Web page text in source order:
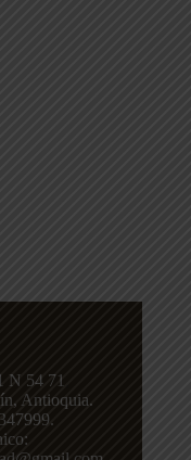
N 54 71
Antioquia.
.